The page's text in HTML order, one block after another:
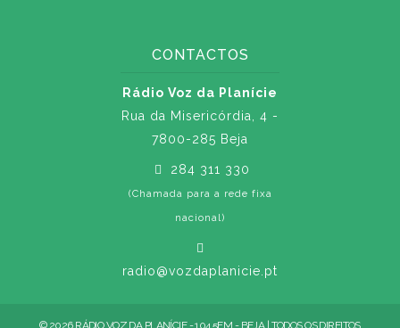
CONTACTOS
Rádio Voz da Planície
Rua da Misericórdia, 4 -
7800-285 Beja
284 311 330
(Chamada para a rede fixa
nacional)
radio@vozdaplanicie.pt